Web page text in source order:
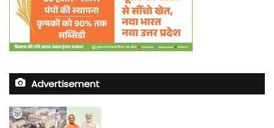
Advertisement